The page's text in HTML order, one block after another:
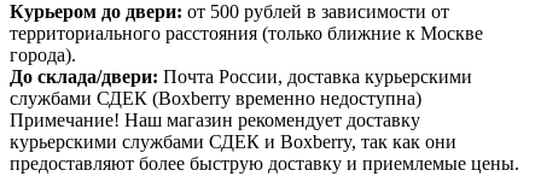
Курьером до двери: от 500 рублей в зависимости от
территориального расстояния (только ближние к Москве
города).
До склада/двери: Почта России, доставка курьерскими
службами СДЕК (Boxberry временно недоступна)
Примечание! Наш магазин рекомендует доставку
курьерскими службами СДЕК и Boxberry, так как они
предоставляют более быструю доставку и приемлемые цены.